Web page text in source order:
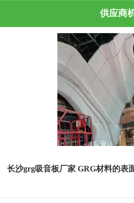
供应商
长沙grg吸音板厂家 GRG材料的表